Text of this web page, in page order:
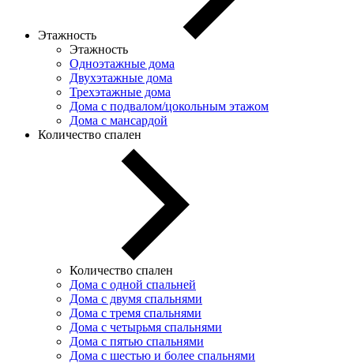
Этажность
Этажность
Одноэтажные дома
Двухэтажные дома
Трехэтажные дома
Дома с подвалом/цокольным этажом
Дома с мансардой
Количество спален
Количество спален
Дома с одной спальней
Дома с двумя спальнями
Дома с тремя спальнями
Дома с четырьмя спальнями
Дома с пятью спальнями
Дома с шестью и более спальнями